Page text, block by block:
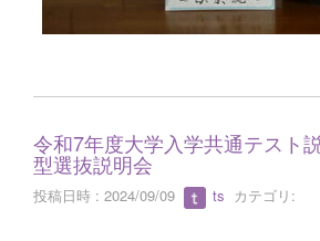
令和7年度大学入学共通テスト
型選抜説明会
投稿日時 : 2024/09/09 ts カテゴリ: